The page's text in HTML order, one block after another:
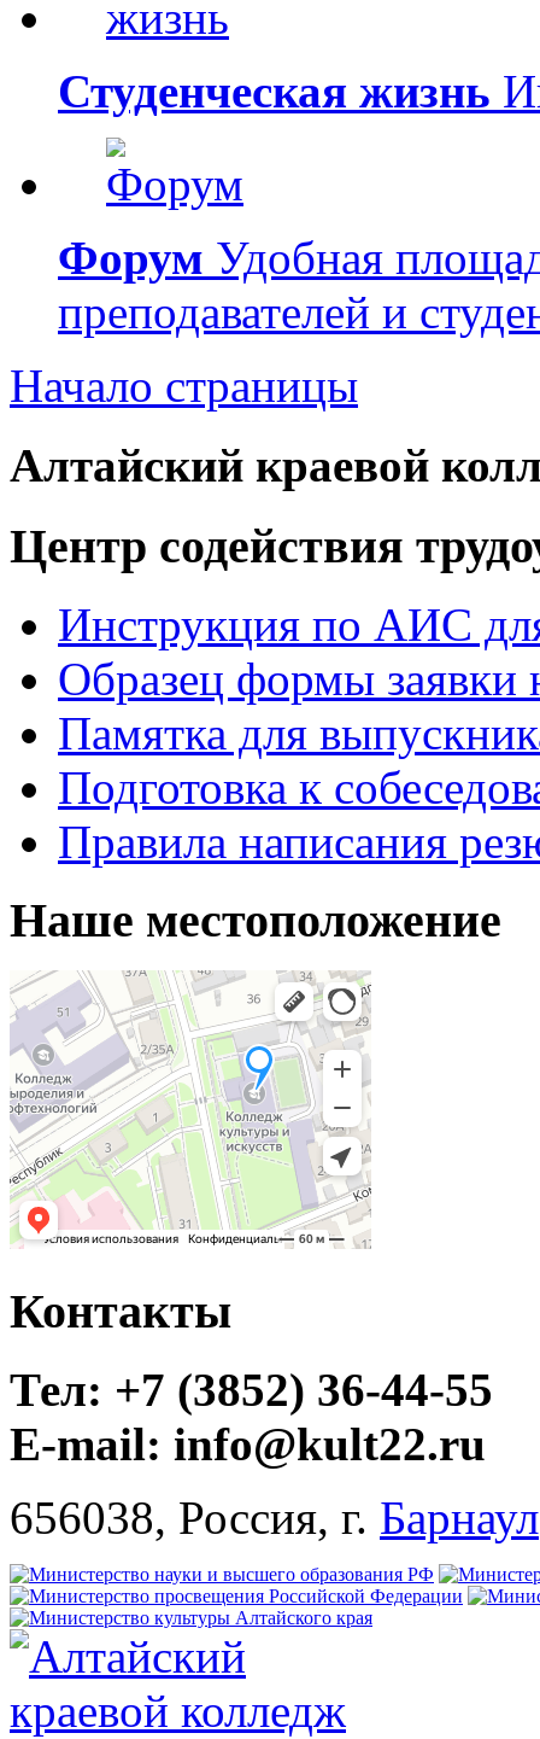
Студенческая жизнь
Форум Удобная
преподавателей и
Начало страницы
Алтайский краевой
Центр содействия
Инструкция по АИС
Образец формы заявки
Памятка для
Подготовка к
Правила написания
Наше местоположение
Контакты
Тел: +7 (3852) 36-44-55
E-mail: info@kult22.ru
656038, Россия, г. Барнаул